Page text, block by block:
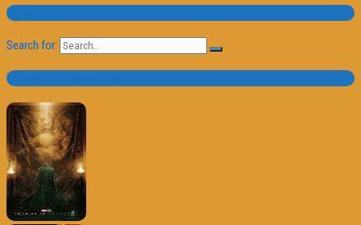
Pesquisa
Search for:
Trailer e Poster do Dia